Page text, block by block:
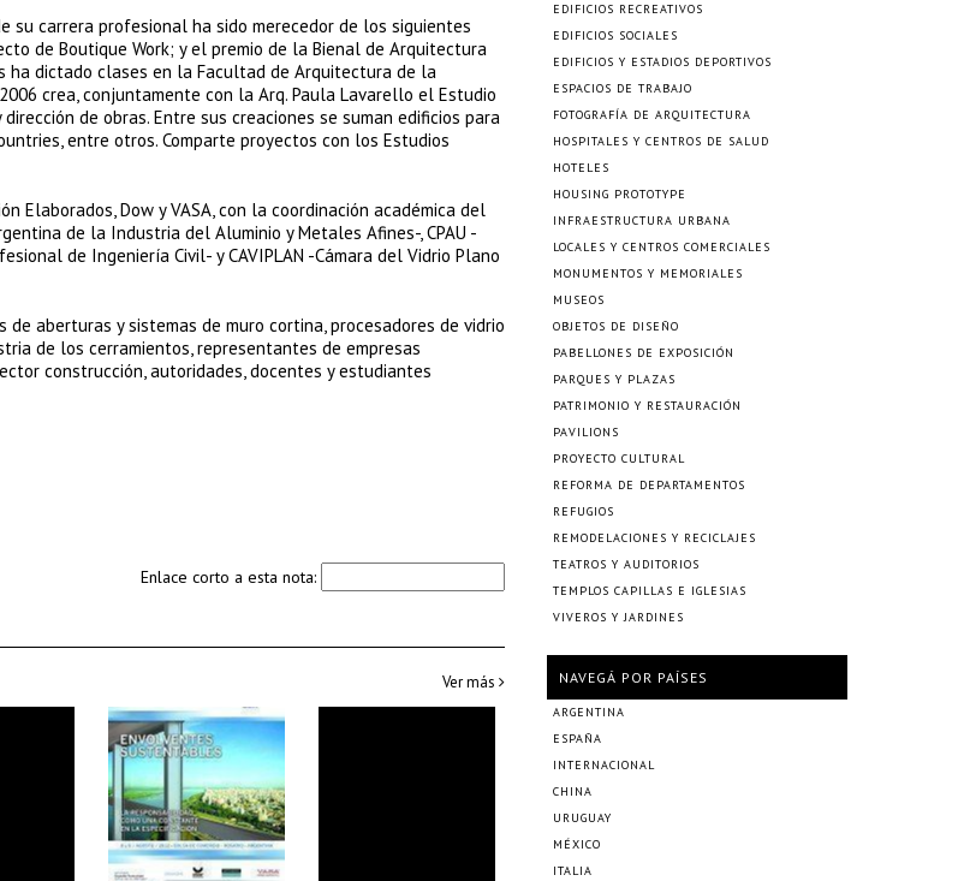
su carrera profesional ha sido merecedor de los siguientes
de Boutique Work; y el premio de la Bienal de Arquitectura
ha dictado clases en la Facultad de Arquitectura de la
crea, conjuntamente con la Arq. Paula Lavarello el Estudio
de obras. Entre sus creaciones se suman edificios para
entre otros. Comparte proyectos con los Estudios
Elaborados, Dow y VASA, con la coordinación académica del
de la Industria del Aluminio y Metales Afines-, CPAU -
de Ingeniería Civil- y CAVIPLAN -Cámara del Vidrio Plano
aberturas y sistemas de muro cortina, procesadores de vidrio
de los cerramientos, representantes de empresas
construcción, autoridades, docentes y estudiantes
Enlace corto a esta nota:
Ver más
EDIFICIOS RECREATIVOS
EDIFICIOS SOCIALES
EDIFICIOS Y ESTADIOS DEPORTIVOS
ESPACIOS DE TRABAJO
FOTOGRAFÍA DE ARQUITECTURA
HOSPITALES Y CENTROS DE SALUD
HOTELES
HOUSING PROTOTYPE
INFRAESTRUCTURA URBANA
LOCALES Y CENTROS COMERCIALES
MONUMENTOS Y MEMORIALES
MUSEOS
OBJETOS DE DISEÑO
PABELLONES DE EXPOSICIÓN
PARQUES Y PLAZAS
PATRIMONIO Y RESTAURACIÓN
PAVILIONS
PROYECTO CULTURAL
REFORMA DE DEPARTAMENTOS
REFUGIOS
REMODELACIONES Y RECICLAJES
TEATROS Y AUDITORIOS
TEMPLOS CAPILLAS E IGLESIAS
VIVEROS Y JARDINES
NAVEGÁ POR PAÍSES
ARGENTINA
ESPAÑA
INTERNACIONAL
CHINA
URUGUAY
MÉXICO
ITALIA